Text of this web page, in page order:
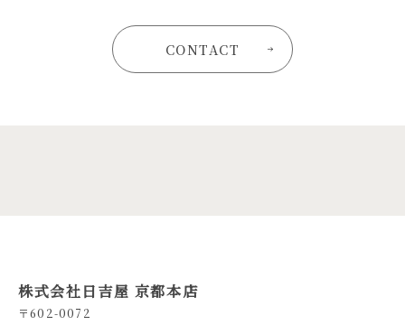
CONTACT
株式会社日吉屋 京都本店
〒602-0072